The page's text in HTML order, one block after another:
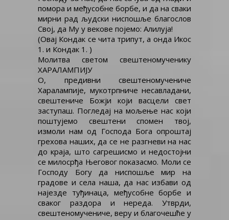
помора и међусобне борбе, и да на сваки
мирни рад људски ниспошље благослов
Свој, да Му у векове појемо: Алилуја!
(Овај Кондак се чита трипут, а онда Икос
1. и Кондак 1. )
Молитва светом свештеномученику
ХАРАЛАМПИЈУ
О, предивни свештеномучениче
Харалампије, мукотрпниче несавладани,
свештениче Божји који васцели свет
заступаш. Погледај на мољење нас који
поштујемо свештени спомен твој,
измоли нам од Господа Бога опроштај
грехова наших, да се не разгневи на нас
до краја, што сагрешисмо и недостојни
се милосрђа Његовог показасмо. Моли се
Господу Богу да ниспошље мир на
градове и села наша, да нас избави од
најезде туђинаца, међусобне борбе и
сваког раздора и нереда. Утврди,
свештеномучениче, веру и благочешће у